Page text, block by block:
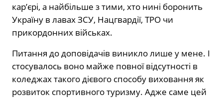
кар’єрі, а найбільше з тими, хто нині боронить
Україну в лавах ЗСУ, Нацгвардії, ТРО чи
прикордонних військах.
Питання до доповідачів виникло лише у мене. І
стосувалось воно майже повної відсутності в
коледжах такого дієвого способу виховання як
розвиток спортивного туризму. Адже саме цей